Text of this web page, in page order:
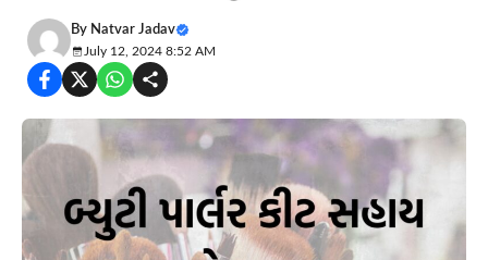
By Natvar Jadav
July 12, 2024 8:52 AM